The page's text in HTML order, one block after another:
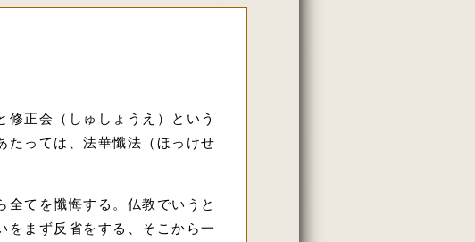
正会（しゅしょうえ）という
たっては、法華懺法（ほっけせ
全てを懺悔する。仏教でいうと
をまず反省をする、そこから一